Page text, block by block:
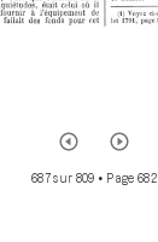
687 sur 809 • Page 682